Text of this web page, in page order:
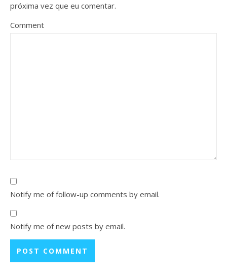
próxima vez que eu comentar.
Comment
Notify me of follow-up comments by email.
Notify me of new posts by email.